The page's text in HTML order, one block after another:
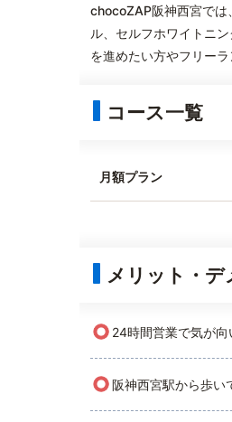
chocoZAP阪神西宮では
ル、セルフホワイトニ
を進めたい方やフリーラ
コース一覧
月額プラン
メリット・デ
○ 24時間営業で気が向
○阪神西宮駅から歩い